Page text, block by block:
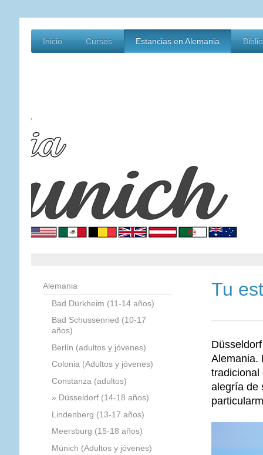
Inicio Cursos Estancias en Alemania
Tu
Alemania.
tradicional
alegría de
Alemania
Bad Dürkheim (11-14 años)
Bad Schussenried (10-17
años)
Berlín (adultos y jóvenes)
Colonia (Adultos y jóvenes)
Constanza (adultos)
Düsseldorf (14-18 años)
Lindenberg (13-17 años)
Meersburg (15-18 años)
Múnich (Adultos y jóvenes)